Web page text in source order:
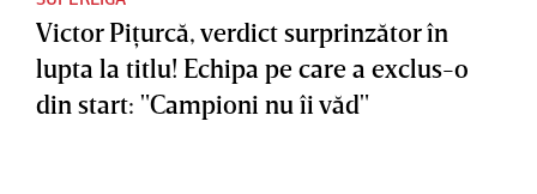
Victor Piţurcă, verdict surprinzător în
lupta la titlu! Echipa pe care a exclus-o
din start: "Campioni nu îi văd"